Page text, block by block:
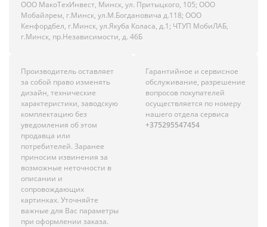
ООО МакоТехИнвест, Минск, ул. Притыцкого, 105; ООО
Мобайлрем, г.Минск, ул.М.Богдановича д.118; ООО
Кенфордбел, г.Минск, ул.Якуба Коласа, д.1; ЧТУП МобиЛАБ,
г.Минск, пр.Независимости, д. 46Б
Производитель оставляет
за собой право изменять
дизайн, технические
характеристики, заводскую
комплектацию без
уведомления об этом
продавца или
потребителей. Заранее
приносим извинения за
возможные неточности в
описании и
сопровождающих
картинках. Уточняйте
важные для Вас параметры
при оформлении заказа.
Гарантийное и сервисное
обслуживание, разрешение
вопросов покупателей
осуществляется по номеру
нашего отдела сервиса
+375295547454